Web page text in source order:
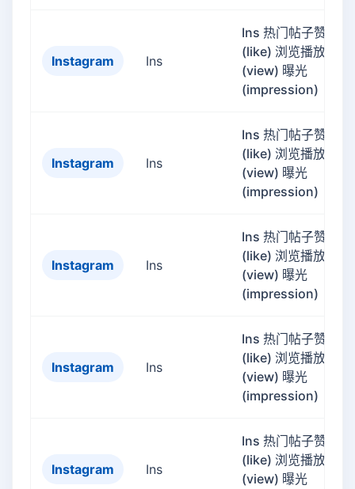
Instagram Ins
Ins 热门帖子赞
(like) 浏览播放量
(view) 曝光
(impression)
Instagram Ins
Ins 热门帖子赞
(like) 浏览播放量
(view) 曝光
(impression)
Instagram Ins
Ins 热门帖子赞
(like) 浏览播放量
(view) 曝光
(impression)
Instagram Ins
Ins 热门帖子赞
(like) 浏览播放量
(view) 曝光
(impression)
Instagram Ins
Ins 热门帖子赞
(like) 浏览播放量
(view) 曝光